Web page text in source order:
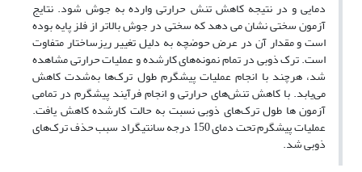
دمایی و در نتیجه کاهش تنش حرارتی وارده به جوش ‌شود. نتایج
آزمون سختی نشان می دهد که سختی در جوش بالاتر از فلز پایه بوده
است و مقدار آن در عرض حوضچه به دلیل تغییر ریزساختار متفاوت
است. ترک ذوبی در تمام نمونه‌های کارشده و عملیات حرارتی مشاهده
شد، هرچند با انجام عملیات پیشگرم طول ترک‌ها به‌شدت کاهش
می‌یابد. با کاهش تنش‌های حرارتی و انجام فرآیند پیشگرم در تمامی
آزمون ها طول ترک‌های ذوبی نسبت به حالت کارشده کاهش یافت.
عملیات پیشگرم تحت دمای 150 درجه سانتیگراد سبب حذف ترک‌های
ذوبی شد.